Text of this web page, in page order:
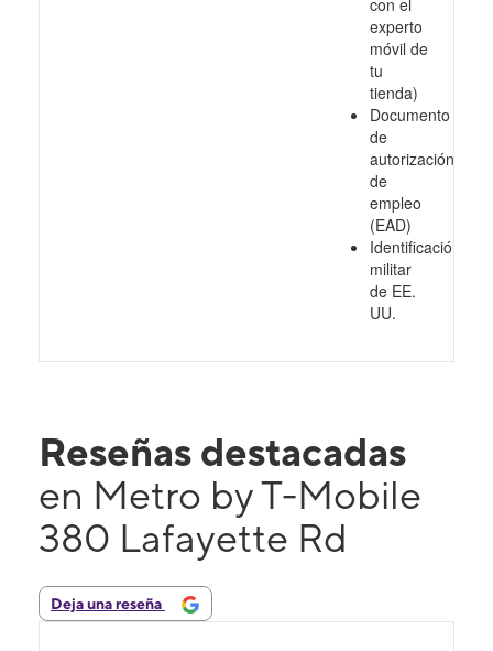
experto
móvil de
tu
tienda)
Documento
de
autorización
de
empleo
(EAD)
Identificación
militar
de EE.
UU.
Reseñas destacadas
en Metro by T-Mobile
380 Lafayette Rd
Deja una reseña